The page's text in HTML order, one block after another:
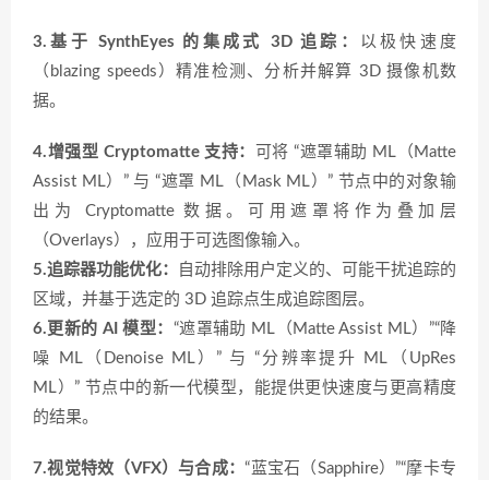
3.基于 SynthEyes 的集成式 3D 追踪： 以极快速度
（blazing speeds）精准检测、分析并解算 3D 摄像机数
据。
4.增强型 Cryptomatte 支持：
可将 “遮罩辅助 ML（Matte
Assist ML）” 与 “遮罩 ML（Mask ML）” 节点中的对象输
出为 Cryptomatte 数据。可用遮罩将作为叠加层
（Overlays），应用于可选图像输入。
5.追踪器功能优化：
自动排除用户定义的、可能干扰追踪的
区域，并基于选定的 3D 追踪点生成追踪图层。
6.更新的 AI 模型： “遮罩辅助 ML（Matte Assist ML）”“降
噪 ML（Denoise ML）” 与 “分辨率提升 ML（UpRes
ML）” 节点中的新一代模型，能提供更快速度与更高精度
的结果。
7.视觉特效（VFX）与合成：“蓝宝石（Sapphire）”“摩卡专